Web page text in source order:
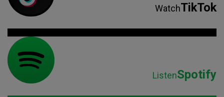
WatchTikTok
ListenSpotify